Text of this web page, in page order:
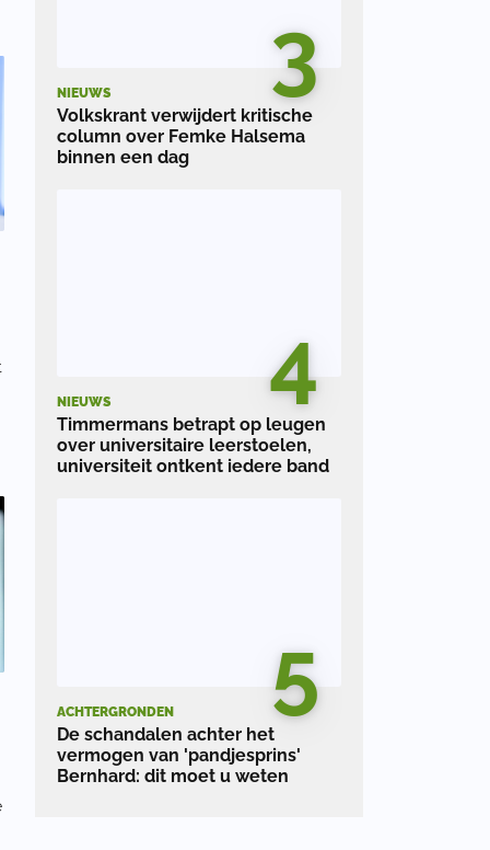
3
NIEUWS
Volkskrant verwijdert kritische
column over Femke Halsema
binnen een dag
4
NIEUWS
Timmermans betrapt op leugen
over universitaire leerstoelen,
universiteit ontkent iedere band
5
ACHTERGRONDEN
De schandalen achter het
vermogen van 'pandjesprins'
Bernhard: dit moet u weten